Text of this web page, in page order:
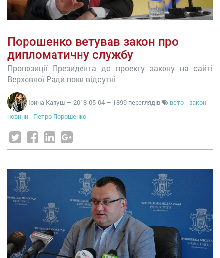
Порошенко ветував закон про
дипломатичну службу
Пропозиції Президента до проекту закону на сайті
Верховної Ради поки відсутні
Ірина Капуш — 2018-05-04 — 1899 переглядів вето
закон
новини
Петро Порошенко